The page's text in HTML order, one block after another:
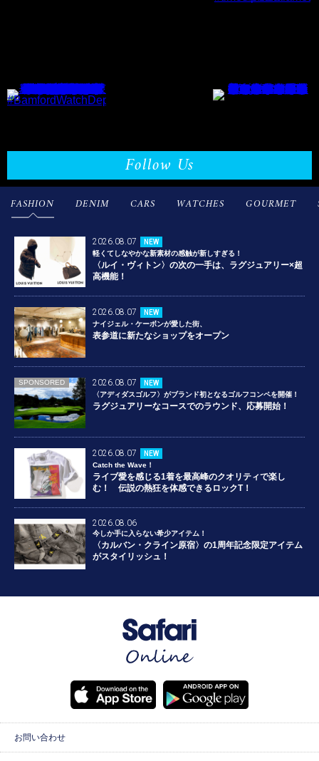
Follow Us
FASHION DENIM CARS WATCHES GOURMET
2026.08.07
NEW
軽くてしなやかな新素材の感触が新しすぎる！
〈ルイ・ヴィトン〉の次の一手は、ラグジュアリー×超
高機能！
2026.08.07
NEW
ナイジェル・ケーボンが愛した街、
表参道に新たなショップをオープン
SPONSORED 2026.08.07
NEW
〈アディダスゴルフ〉がブランド初となるゴルフコンペを開催！
ラグジュアリーなコースでのラウンド、応募開始！
2026.08.07
NEW
Catch the Wave！
ライブ愛を感じる1着を最高峰のクオリティで楽し
む！ 伝説の熱狂を体感できるロックT！
2026.08.06
今しか手に入らない希少アイテム！
〈カルバン・クライン原宿〉の1周年記念限定アイテム
がスタイリッシュ！
お問い合わせ